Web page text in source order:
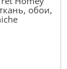
обои,